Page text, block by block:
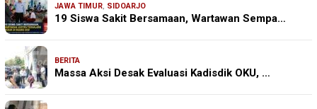
JAWA TIMUR, SIDOARJO
19 Siswa Sakit Bersamaan, Wartawan Sempa…
BERITA
Massa Aksi Desak Evaluasi Kadisdik OKU, …